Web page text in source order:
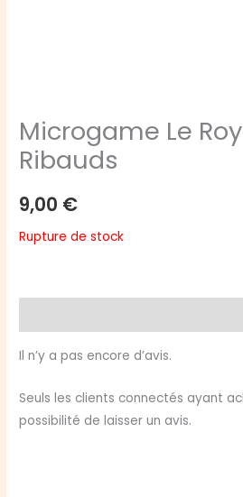
Microgame Le
Ribauds
9,00 €
Rupture de stock
Il n’y a pas encore d’avis.
Seuls les clients connectés ayant
possibilité de laisser un avis.